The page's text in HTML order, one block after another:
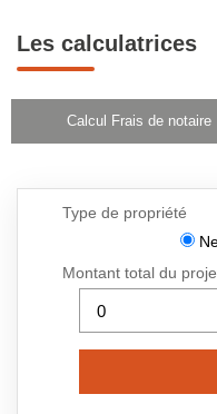
Les calculatrices
Calcul Frais de notaire